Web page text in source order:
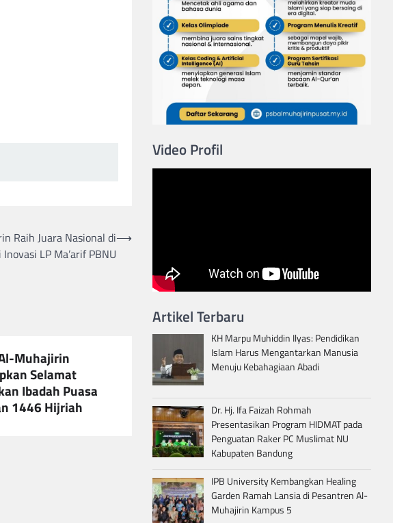
Raih Juara Nasional di
LP Ma’arif PBNU
⟶
Muhajirin
Selamat
Ibadah Puasa
1446 Hijriah
Video Profil
Artikel Terbaru
KH Marpu Muhiddin Ilyas: Pendidikan
Islam Harus Mengantarkan Manusia
Menuju Kebahagiaan Abadi
Dr. Hj. Ifa Faizah Rohmah
Presentasikan Program HIDMAT pada
Penguatan Raker PC Muslimat NU
Kabupaten Bandung
IPB University Kembangkan Healing
Garden Ramah Lansia di Pesantren Al-
Muhajirin Kampus 5